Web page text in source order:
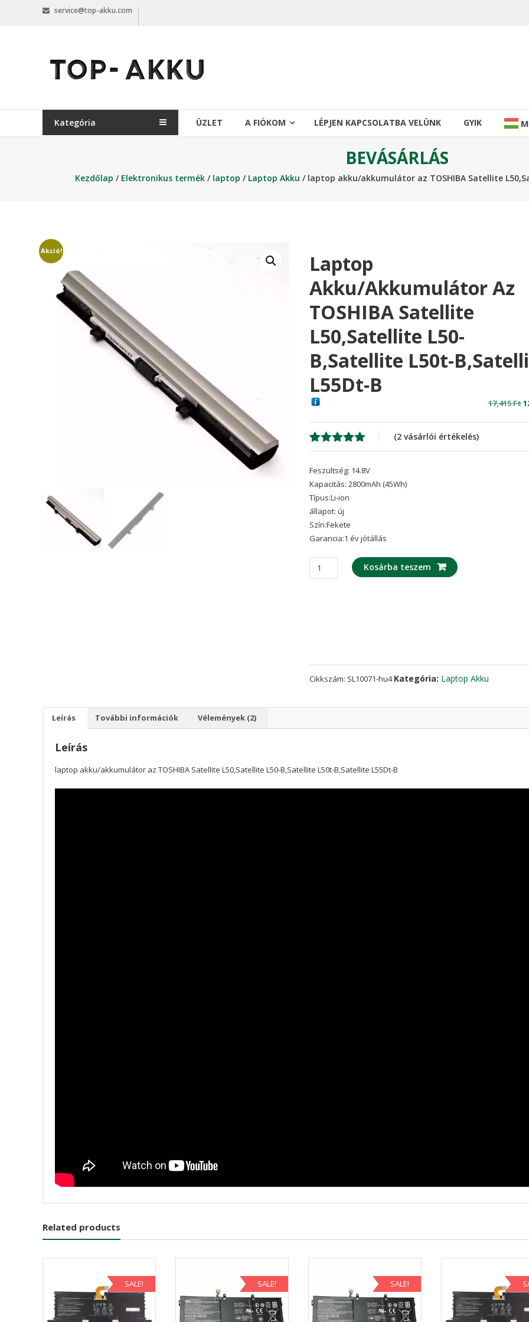
service@top-akku.com
top-
akku.com
akku.com
Kategória
ÜZLET A FIÓKOM LÉPJEN KAPCSOLATBA VELÜNK GYIK
BEVÁSÁRLÁS
Kezdőlap / Elektronikus termék/ laptop / Laptop Akku / laptop akku/akkumulátor az TOSHIBA Satellite
Akció!
Laptop
Akku/akkumulátor Az
TOSHIBA Satellite
L50,Satellite L50-
B,Satellite L50t-
L55Dt-B
17,415Ft
Értékelés
ből,
2
értékelés
alapján
(2vásárlói értékelés)
Feszültség: 14.8V
Kapacitás: 2800mAh (45Wh)
Típus:Li-ion
állapot: új
Szín:Fekete
Garancia:1 év jótállás
laptop
akku/akkumulátor
B,Satellite
mennyiség
Kosárba teszem
Cikkszám: SL10071-hu4Kategória: Laptop Akku
Leírás További információk Vélemények (2)
Leírás
laptop akku/akkumulátor az TOSHIBA Satellite L50,Satellite L50-B,Satellite L50t-B,Satellite L55Dt-B
Related products
SALE! SALE! SALE!